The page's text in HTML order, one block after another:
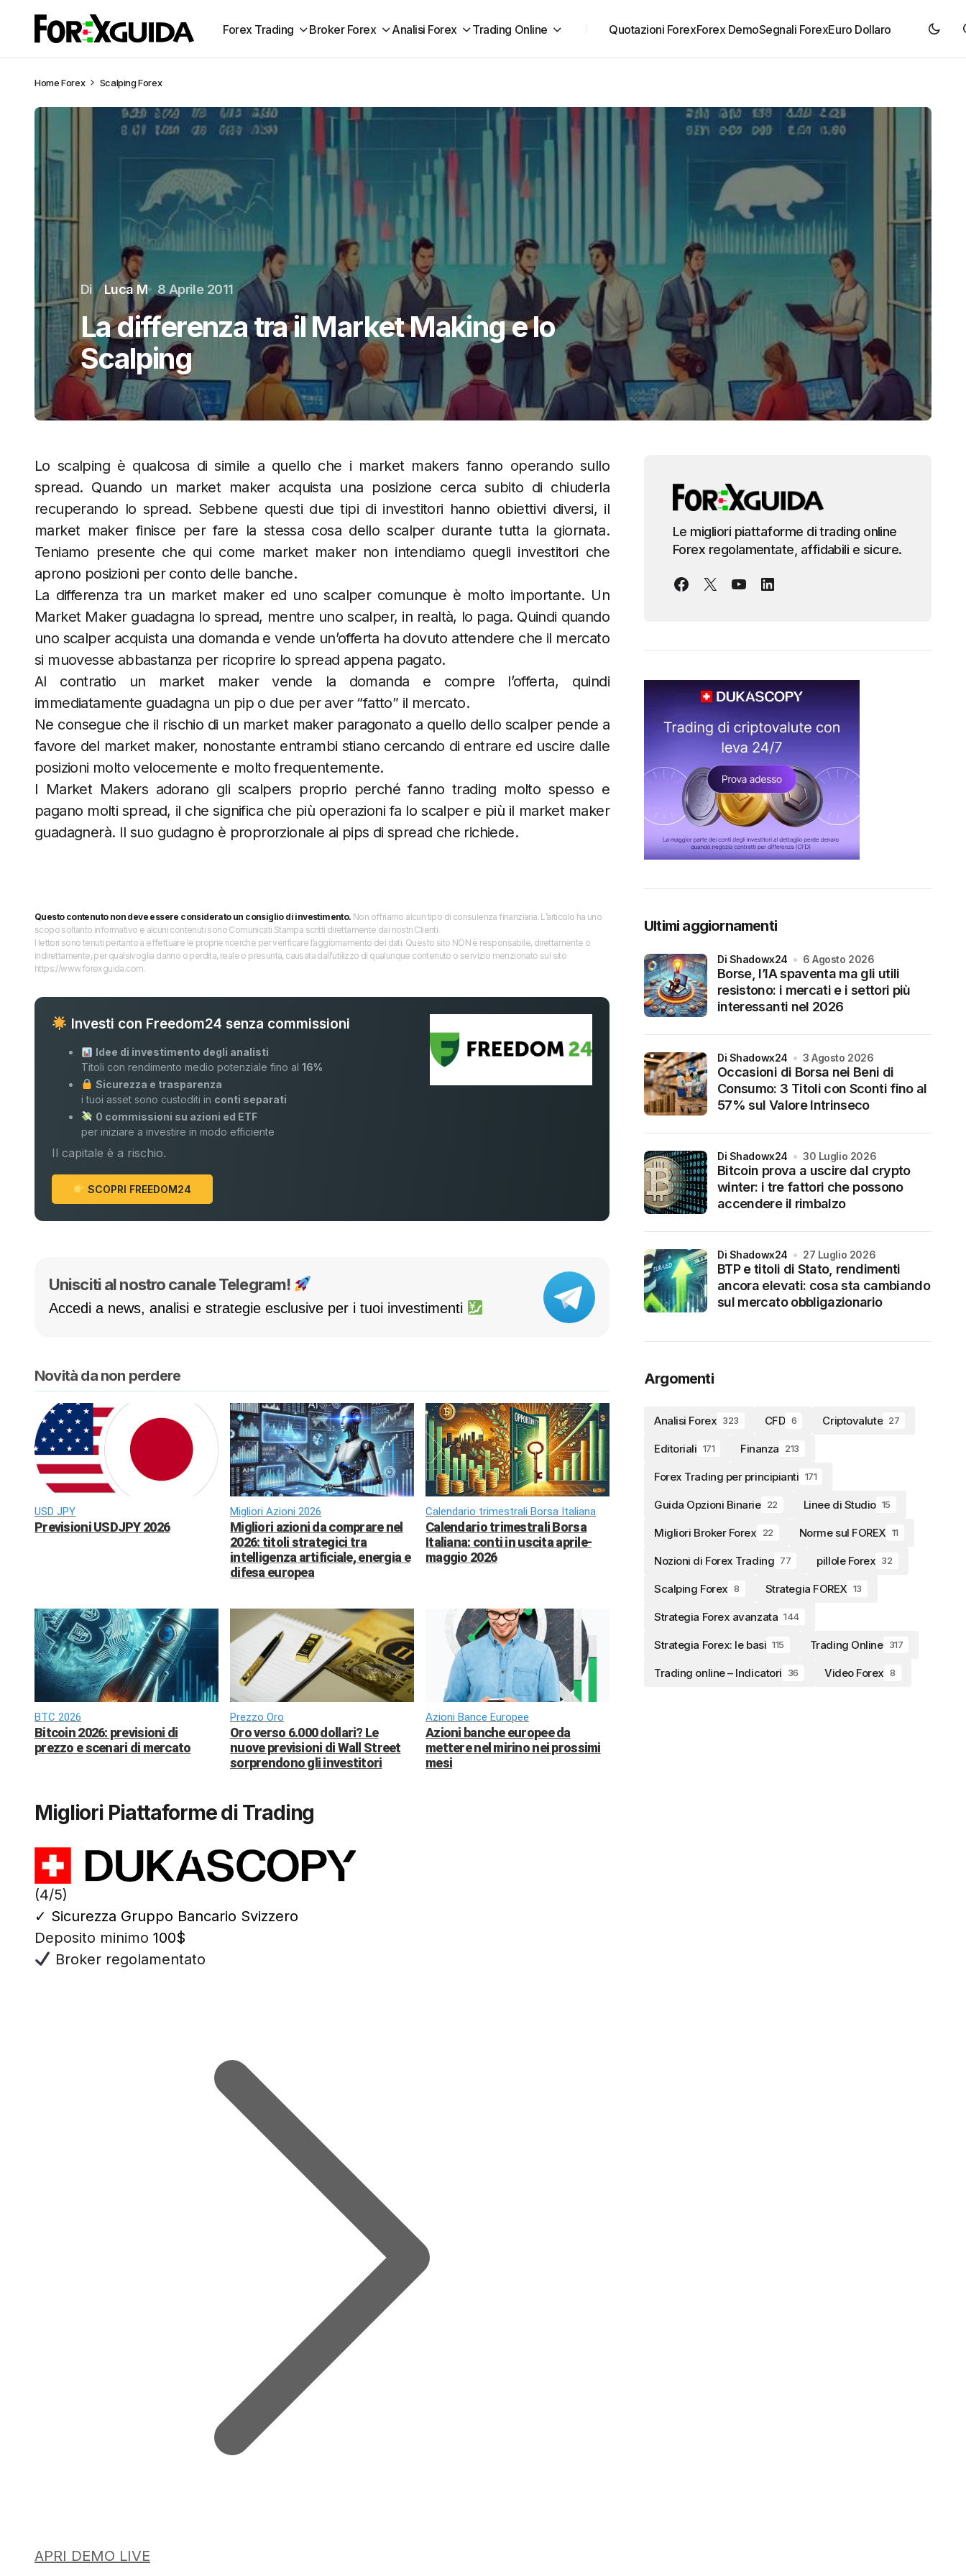
Forex Trading Broker Forex Analisi Forex Trading Online Quotazioni ForexForex DemoSegnali ForexEuro Dollaro
HomeForex Scalping Forex
Di Luca M 8 Aprile 2011
La differenza tra il Market Making e lo
Scalping
Lo scalping è qualcosa di simile a quello che i market makers fanno operando sullo
spread. Quando un market maker acquista una posizione cerca subito di chiuderla
recuperando lo spread. Sebbene questi due tipi di investitori hanno obiettivi diversi, il
market maker finisce per fare la stessa cosa dello scalper durante tutta la giornata.
Teniamo presente che qui come market maker non intendiamo quegli investitori che
aprono posizioni per conto delle banche.
La differenza tra un market maker ed uno scalper comunque è molto importante. Un
Market Maker guadagna lo spread, mentre uno scalper, in realtà, lo paga. Quindi quando
uno scalper acquista una domanda e vende un’offerta ha dovuto attendere che il mercato
si muovesse abbastanza per ricoprire lo spread appena pagato.
Al contratio un market maker vende la domanda e compre l’offerta, quindi
immediatamente guadagna un pip o due per aver “fatto” il mercato.
Ne consegue che il rischio di un market maker paragonato a quello dello scalper pende a
favore del market maker, nonostante entrambi stiano cercando di entrare ed uscire dalle
posizioni molto velocemente e molto frequentemente.
I Market Makers adorano gli scalpers proprio perché fanno trading molto spesso e
pagano molti spread, il che significa che più operazioni fa lo scalper e più il market maker
guadagnerà. Il suo gudagno è proprorzionale ai pips di spread che richiede.
Questo contenuto non deve essere considerato un consiglio di investimento. Non offriamo alcun tipo di consulenza finanziaria. L’articolo ha uno
scopo soltanto informativo e alcuni contenuti sono Comunicati Stampa scritti direttamente dai nostri Clienti.
I lettori sono tenuti pertanto a effettuare le proprie ricerche per verificare l’aggiornamento dei dati. Questo sito NON è responsabile, direttamente o
indirettamente, per qualsivoglia danno o perdita, reale o presunta, causata dall'utilizzo di qualunque contenuto o servizio menzionato sul sito
https://www.forexguida.com.
Investi con Freedom24 senza commissioni
Idee di investimento degli analisti
Titoli con rendimento medio potenziale fino al16%
Sicurezza e trasparenza
i tuoi asset sono custoditi in conti separati
0 commissioni su azioni ed ETF
per iniziare a investire in modo efficiente
Il capitale è a rischio.
SCOPRI FREEDOM24
Unisciti al nostro canale Telegram!
Accedi a news, analisi e strategie esclusive per i tuoi investimenti
Novità da non perdere
USD JPY
Previsioni USDJPY 2026
Migliori Azioni 2026
Migliori azioni da comprare nel
2026: titoli strategici tra
intelligenza artificiale, energia e
difesa europea
Calendario trimestrali Borsa Italiana
Calendario trimestrali Borsa
Italiana: conti in uscita aprile-
maggio 2026
BTC 2026
Bitcoin 2026: previsioni di
prezzo e scenari di mercato
Prezzo Oro
Oro verso 6.000 dollari? Le
nuove previsioni di Wall Street
sorprendono gli investitori
Azioni Bance Europee
Azioni banche europee da
mettere nel mirino nei prossimi
mesi
Migliori Piattaforme di Trading
(4/5)
✓ Sicurezza Gruppo Bancario Svizzero
Deposito minimo 100$
Broker regolamentato
APRI DEMO LIVE
Le migliori piattaforme di trading online
Forex regolamentate, affidabili e sicure.
Ultimi aggiornamenti
Borse, l’IA spaventa ma gli utili
resistono: i mercati e i settori più
interessanti nel 2026
di Shadowx24 6 Agosto 2026
Occasioni di Borsa nei Beni di
Consumo: 3 Titoli con Sconti fino al
57% sul Valore Intrinseco
di Shadowx24 3 Agosto 2026
Bitcoin prova a uscire dal crypto
winter: i tre fattori che possono
accendere il rimbalzo
di Shadowx24 30 Luglio 2026
BTP e titoli di Stato, rendimenti
ancora elevati: cosa sta cambiando
sul mercato obbligazionario
di Shadowx24 27 Luglio 2026
Argomenti
Analisi Forex 323 CFD 6 Criptovalute 27
Editoriali 171 Finanza 213
Forex Trading per principianti 171
Guida Opzioni Binarie 22 Linee di Studio 15
Migliori Broker Forex 22 Norme sul FOREX 11
Nozioni di Forex Trading 77 pillole Forex 32
Scalping Forex 8 Strategia FOREX 13
Strategia Forex avanzata 144
Strategia Forex: le basi 115 Trading Online 317
Trading online – Indicatori 36 Video Forex 8